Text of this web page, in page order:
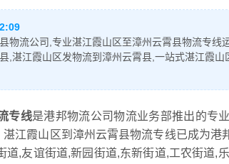
物流公司,专业湛江霞山区至漳州云霄县物流专线
,湛江霞山区发物流到漳州云霄县,一站式湛江霞山
专线是港邦物流公司物流业务部推出的专
江霞山区到漳州云霄县物流专线已成为
道,友谊街道,新园街道,东新街道,工农街道,